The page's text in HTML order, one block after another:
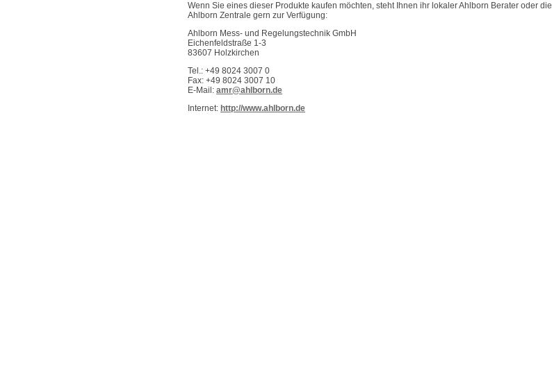
Wenn Sie eines dieser Produkte kaufen möchten, steht Ihnen ihr lokaler Ahlborn Berater oder die
Ahlborn Zentrale gern zur Verfügung:
Ahlborn Mess- und Regelungstechnik GmbH
Eichenfeldstraße 1-3
83607 Holzkirchen
Tel.: +49 8024 3007 0
Fax: +49 8024 3007 10
E-Mail: amr@ahlborn.de
Internet: http://www.ahlborn.de